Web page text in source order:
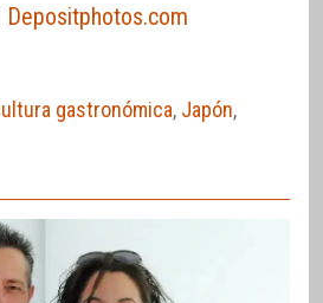
Depositphotos.com
gastronómica, Japón,